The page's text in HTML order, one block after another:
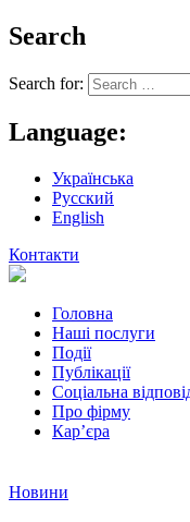
Search
Search for:
Language:
Українська
Русский
English
Контакти
Головна
Наші послуги
Події
Публікації
Соціальна
Про фiрму
Кар’єра
Новини